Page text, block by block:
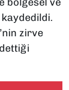
kaydedildi.
zirve